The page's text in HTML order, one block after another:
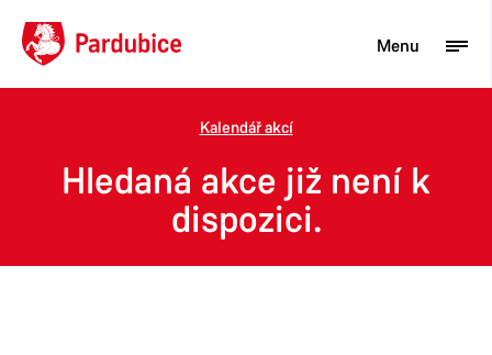
Turista
Aktuality
Kalendář akcí
Hledaná akce již není k
dispozici.
Menu